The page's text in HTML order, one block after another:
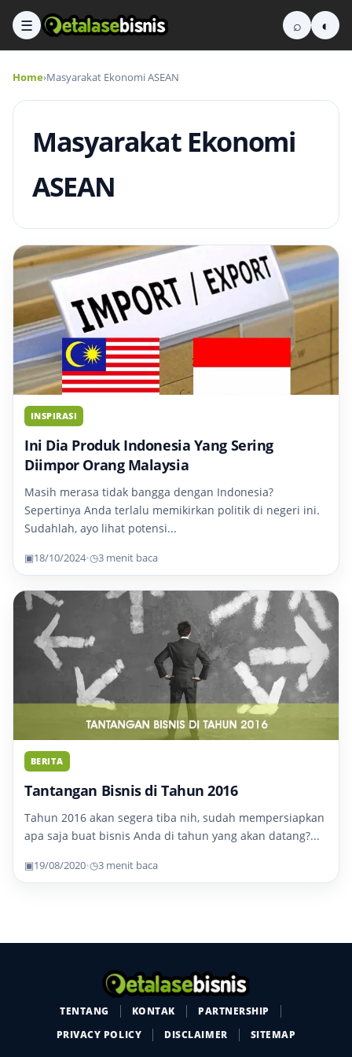
☰ ⌕ ◐
Home›Masyarakat Ekonomi ASEAN
Masyarakat Ekonomi
ASEAN
INSPIRASI
Ini Dia Produk Indonesia Yang Sering
Diimpor Orang Malaysia
Masih merasa tidak bangga dengan Indonesia?
Sepertinya Anda terlalu memikirkan politik di negeri ini.
Sudahlah, ayo lihat potensi...
▣18/10/2024•◷3 menit baca
BERITA
Tantangan Bisnis di Tahun 2016
Tahun 2016 akan segera tiba nih, sudah mempersiapkan
apa saja buat bisnis Anda di tahun yang akan datang?...
▣19/08/2020•◷3 menit baca
TENTANG KONTAK
PARTNERSHIP
PRIVACY POLICY
DISCLAIMER SITEMAP